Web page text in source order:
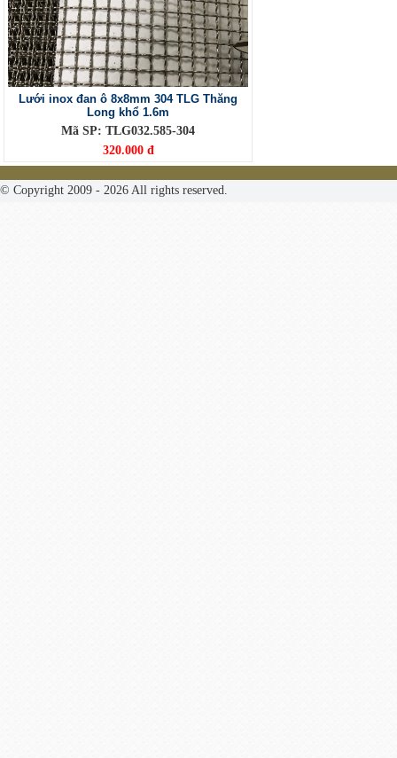
Lưới inox đan ô 8x8mm 304 TLG Thăng
Long khổ 1.6m
Mã SP: TLG032.585-304
320.000 đ
© Copyright 2009 - 2026 All rights reserved.